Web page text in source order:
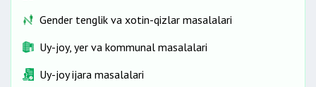
Gender tenglik va xotin-qizlar masalalari
Uy-joy, yer va kommunal masalalari
Uy-joy ijara masalalari